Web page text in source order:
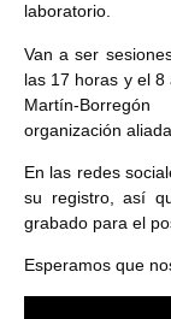
laboratorio.
Van a ser
las 17 horas y el
Martín-
organización
En las redes
su registro, así
grabado para el
Esperamos que